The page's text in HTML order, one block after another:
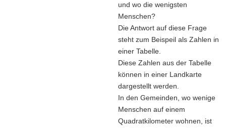
und wo die wenigsten
Menschen?
Die Antwort auf diese Frage
steht zum Beispeil als Zahlen in
einer Tabelle.
Diese Zahlen aus der Tabelle
können in einer Landkarte
dargestellt werden.
In den Gemeinden, wo wenige
Menschen auf einem
Quadratkilometer wohnen, ist